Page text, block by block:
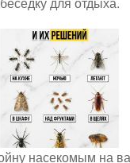
насекомым на